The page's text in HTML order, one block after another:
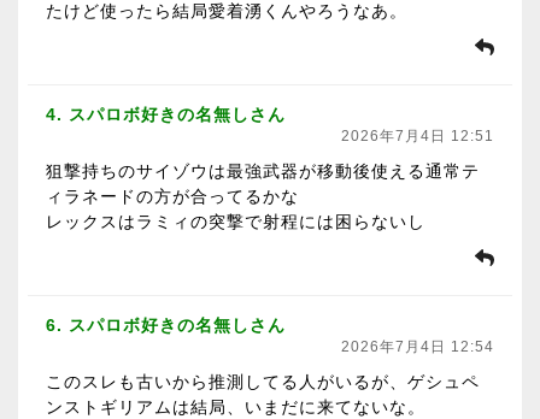
たけど使ったら結局愛着湧くんやろうなあ。
4. スパロボ好きの名無しさん
2026年7月4日 12:51
狙撃持ちのサイゾウは最強武器が移動後使える通常テ
ィラネードの方が合ってるかな
レックスはラミィの突撃で射程には困らないし
6. スパロボ好きの名無しさん
2026年7月4日 12:54
このスレも古いから推測してる人がいるが、ゲシュペ
ンストギリアムは結局、いまだに来てないな。